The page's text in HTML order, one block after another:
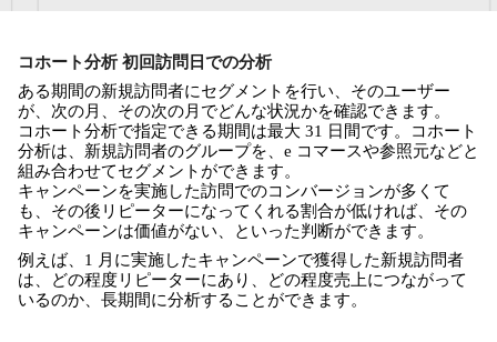
コホート分析 初回訪問日での分析
ある期間の新規訪問者にセグメントを行い、そのユーザー
が、次の月、その次の月でどんな状況かを確認できます。
コホート分析で指定できる期間は最大 31 日間です。コホート
分析は、新規訪問者のグループを、e コマースや参照元などと
組み合わせてセグメントができます。
キャンペーンを実施した訪問でのコンバージョンが多くて
も、その後リピーターになってくれる割合が低ければ、その
キャンペーンは価値がない、といった判断ができます。
例えば、1 月に実施したキャンペーンで獲得した新規訪問者
は、どの程度リピーターにあり、どの程度売上につながって
いるのか、長期間に分析することができます。